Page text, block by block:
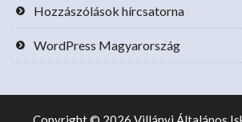
Hozzászólások hírcsatorna
WordPress Magyarország